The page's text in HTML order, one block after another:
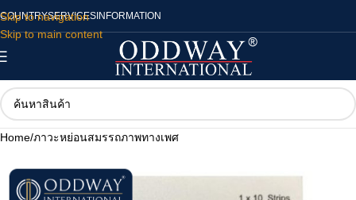
Skip to navigation
Skip to main content
COUNTRYSERVICES INFORMATION
Home/ภาวะหย่อนสมรรถภาพทางเพศ